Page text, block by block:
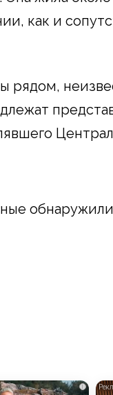
как и
рядом,
обнаружили
i